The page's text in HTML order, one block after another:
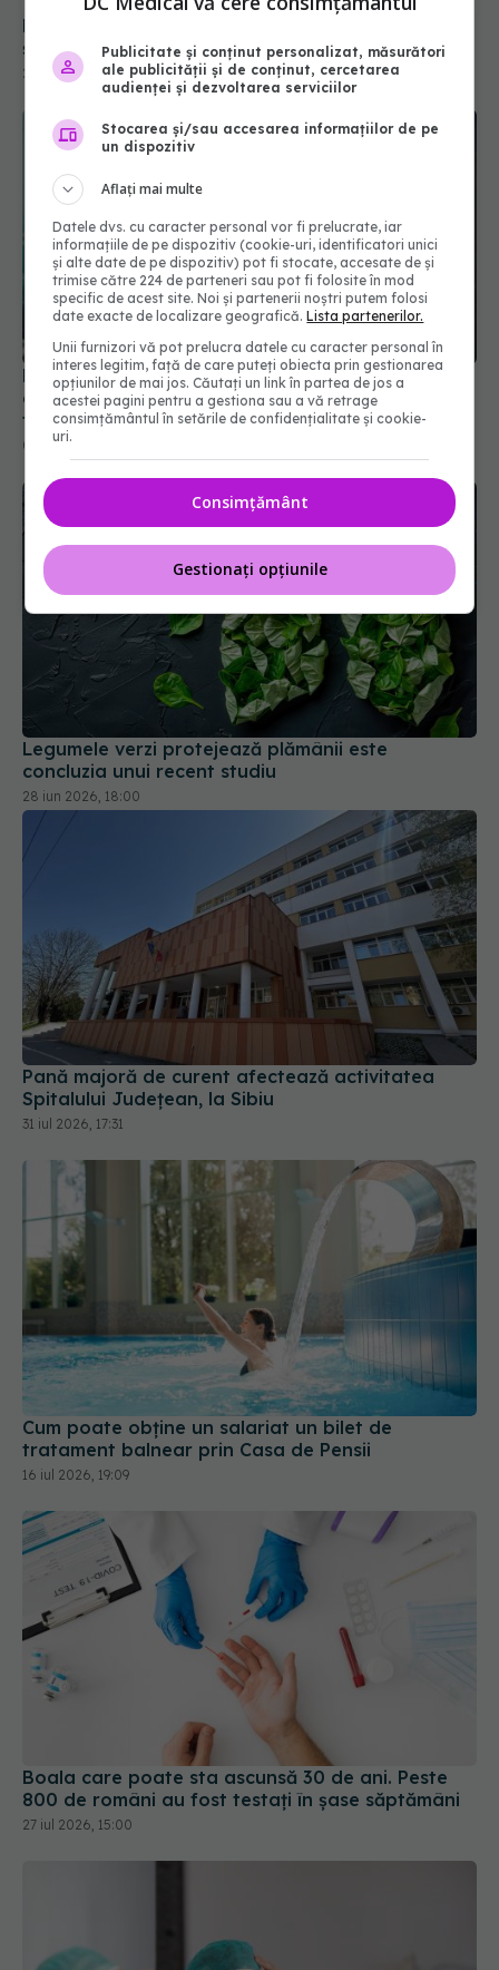
Paracetamol sau ibuprofen: care este diferența
și când se ia fiecare
28 iun 2026, 14:00
Majoritatea fumătorilor din UK cred în mod
eronat că vapatul este la fel de dăunător ca
fumatul, arată experții
08 iul 2026, 09:49
Legumele verzi protejează plămânii este
concluzia unui recent studiu
28 iun 2026, 18:00
Pană majoră de curent afectează activitatea
Spitalului Județean, la Sibiu
31 iul 2026, 17:31
Cum poate obține un salariat un bilet de
tratament balnear prin Casa de Pensii
16 iul 2026, 19:09
Boala care poate sta ascunsă 30 de ani. Peste
800 de români au fost testați în șase săptămâni
27 iul 2026, 15:00
Publicitate și conținut personalizat, măsurători
ale publicității și de conținut, cercetarea
audienței și dezvoltarea serviciilor
Stocarea și/sau accesarea informațiilor de pe
un dispozitiv
Aflați mai multe
Datele dvs. cu caracter personal vor fi prelucrate, iar
informațiile de pe dispozitiv (cookie-uri, identificatori unici
și alte date de pe dispozitiv) pot fi stocate, accesate de și
trimise către 224 de parteneri sau pot fi folosite în mod
specific de acest site. Noi și partenerii noștri putem folosi
date exacte de localizare geografică.Lista partenerilor.
Unii furnizori vă pot prelucra datele cu caracter personal în
interes legitim, față de care puteți obiecta prin gestionarea
opțiunilor de mai jos. Căutați un link în partea de jos a
acestei pagini pentru a gestiona sau a vă retrage
consimțământul în setările de confidențialitate și cookie-
uri.
Consimțământ
Gestionați opțiunile